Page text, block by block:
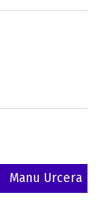
Manu Urcera